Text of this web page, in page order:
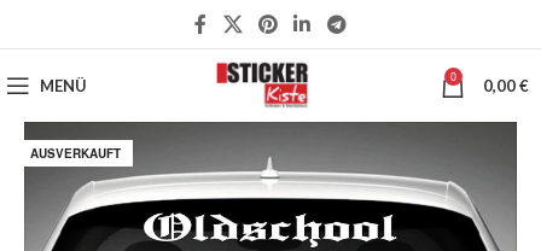
MENÜ 0 0,00€
AUSVERKAUFT